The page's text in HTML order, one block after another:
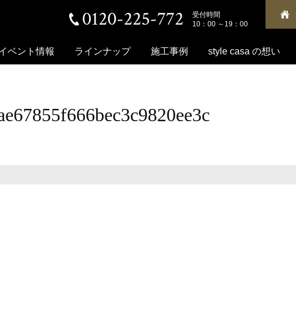
0120-225-772
受付時間
10：00 ～19：00
ベント情報 ラインナップ 施工事例 style casa の想い